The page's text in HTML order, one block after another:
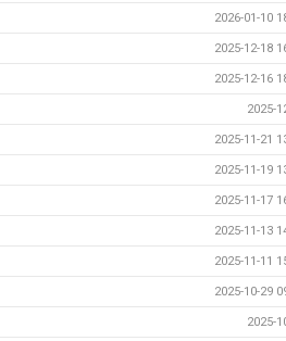
2026-01-10
2025-12-18
2025-12-16
2025-
2025-11-21
2025-11-19
2025-11-17
2025-11-13
2025-11-11
2025-10-29
2025-